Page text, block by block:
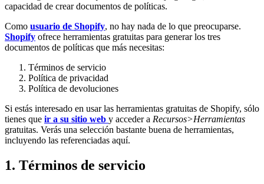
capacidad de crear documentos de políticas.
Como usuario de Shopify, no hay nada de lo que preocuparse.
Shopify ofrece herramientas gratuitas para generar los tres
documentos de políticas que más necesitas:
Términos de servicio
Política de privacidad
Política de devoluciones
Si estás interesado en usar las herramientas gratuitas de Shopify, sólo
tienes que ir a su sitio web y acceder a Recursos>Herramientas
gratuitas. Verás una selección bastante buena de herramientas,
incluyendo las referenciadas aquí.
1. Términos de servicio